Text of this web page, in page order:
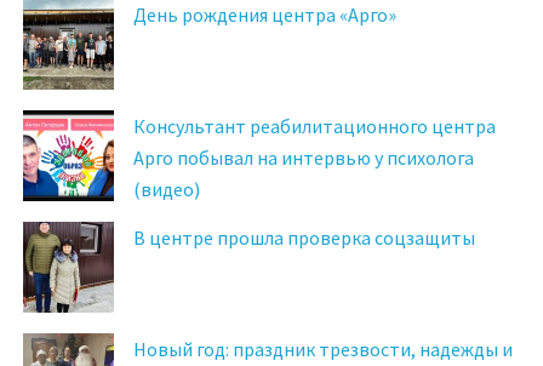
День рождения центра «Арго»
Консультант реабилитационного центра
Арго побывал на интервью у психолога
(видео)
В центре прошла проверка соцзащиты
Новый год: праздник трезвости, надежды и